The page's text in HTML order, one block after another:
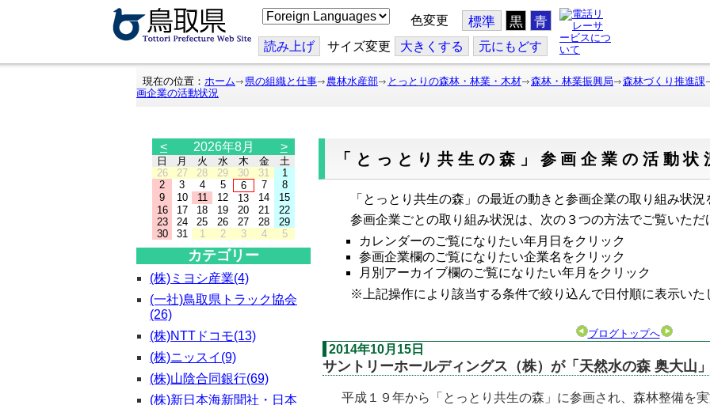
こ
の
ジ
を
翻
色変更 標準 黒 青
読み上げ サイズ変更 大きくする 元にもどす
現在の位置： ホーム 県の組織と仕事 農林水産部 とっとりの森林・林業・木材 森林・林業振興局
森林づくり推進課
画企業の活動状況
< 2026年8月 >
日 月 火 水 木 金
土
26
27 28 29 30 31
1
2
3 4 5 6 7
8
9
10 11 12 13 14
15
16
17 18 19 20 21
22
23
24 25 26 27 28
29
30
31 1 2 3 4 5
カテゴリー
(株)ミヨシ産業(4)
(一社)鳥取県トラック協会
(26)
(株)NTTドコモ(13)
(株)ニッスイ(9)
(株)山陰合同銀行(69)
(株)新日本海新聞社・日本
「とっとり共生の森」参画企業の活動状
「とっとり共生の森」の最近の動きと参画企業の取り組み状況
参画企業ごとの取り組み状況は、次の３つの方法でご覧いただ
カレンダーのご覧になりたい年月日をクリック
参画企業欄のご覧になりたい企業名をクリック
月別アーカイブ欄のご覧になりたい年月をクリック
※上記操作により該当する条件で絞り込んで日付順に表示い
ブログトップへ
2014年10月15日
サントリーホールディングス（株）が「天然水の森 奥大山
平成１９年から「とっとり共生の森」に参画され、森林整備を